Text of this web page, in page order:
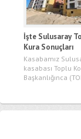
İşte Sulusaray
Kura Sonuçları
Kasabamız
kasabası Toplu
Başkanlığınca